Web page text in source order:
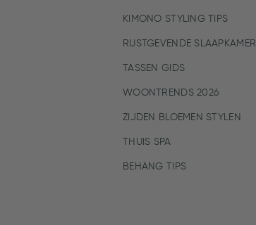
KIMONO STYLING TIPS
RUSTGEVENDE SLAAPKAMER
TASSEN GIDS
WOONTRENDS 2026
ZIJDEN BLOEMEN STYLEN
THUIS SPA
BEHANG TIPS